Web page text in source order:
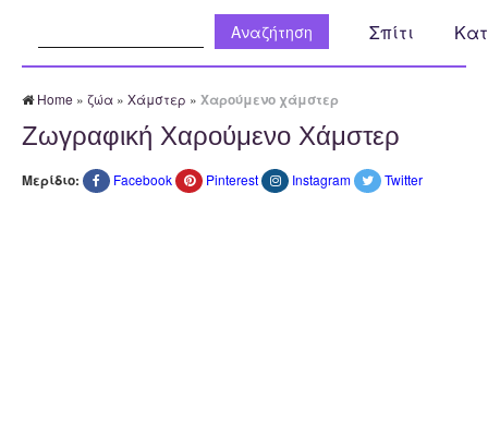
Σπίτι
Home » ζώα » Χάμστερ » Χαρούμενο χάμστερ
Ζωγραφική Χαρούμενο Χάμστερ
Μερίδιο: Facebook Pinterest Instagram Twitter